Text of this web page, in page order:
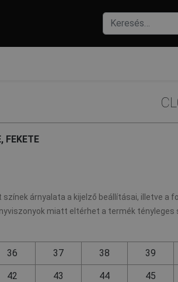
FEKETE
árnyalata a kijelző beállításai, illetve a
miatt eltérhet a termék tényleges
36 37 38 39
42 43 44 45